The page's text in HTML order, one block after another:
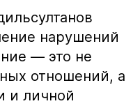
нарушений
— это не
отношений, а
и личной